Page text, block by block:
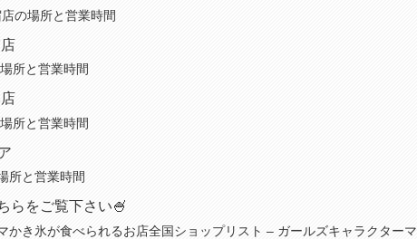
の場所と営業時間
所と営業時間
所と営業時間
所と営業時間
らをご覧下さい🍧
かき氷が食べられるお店全国ショップリスト – ガールズキャラクターマ